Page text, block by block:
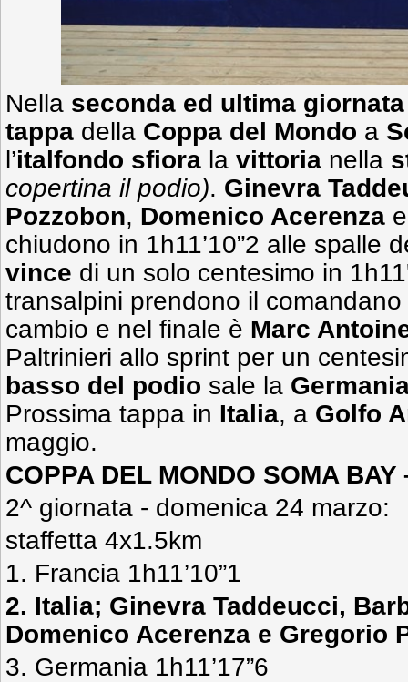
Nella seconda ed ultima giornata
tappa della Coppa del Mondo a
l’italfondo sfiora la vittoria nella
copertina il podio). Ginevra
Pozzobon, Domenico Acerenza
chiudono in 1h11’10”2 alle spalle
vince di un solo centesimo in
transalpini prendono il
cambio e nel finale è Marc
Paltrinieri allo sprint per un
basso del podio sale la
Prossima tappa in Italia, a Golfo
maggio.
COPPA DEL MONDO SOMA
2^ giornata - domenica 24 marzo:
staffetta 4x1.5km
1. Francia 1h11’10”1
2. Italia; Ginevra Taddeucci,
Domenico Acerenza e Gregorio
3. Germania 1h11’17”6